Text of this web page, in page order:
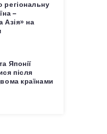
регіональну
–
Азія» на
Японії
після
країнами